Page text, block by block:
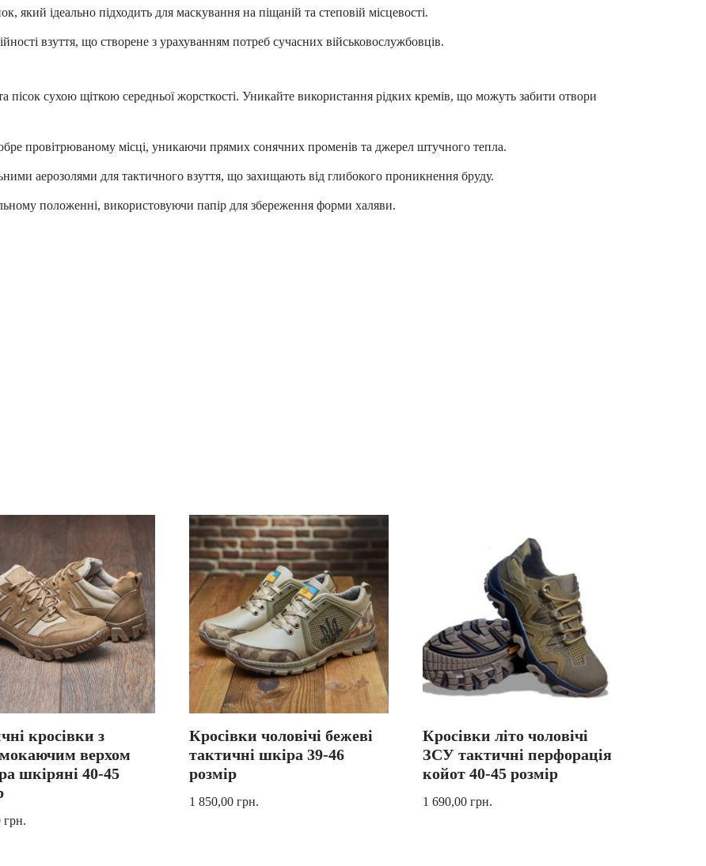
який ідеально підходить для маскування на піщаній та степовій місцевості.
взуття, що створене з урахуванням потреб сучасних військовослужбовців.
пісок сухою щіткою середньої жорсткості. Уникайте використання рідких кремів, що можуть забити отвори
провітрюваному місці, уникаючи прямих сонячних променів та джерел штучного тепла.
аерозолями для тактичного взуття, що захищають від глибокого проникнення бруду.
положенні, використовуючи папір для збереження форми халяви.
кросівки з
верхом
шкіряні 40-45
грн.
Кросівки чоловічі бежеві
тактичні шкіра 39-46
розмір
1 850,00грн.
Кросівки літо чоловічі
ЗСУ тактичні перфорація
койот 40-45 розмір
1 690,00грн.